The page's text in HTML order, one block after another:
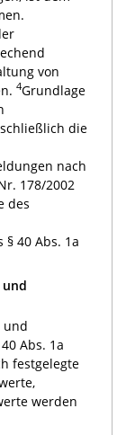
von
4Grundlage
die
nach
178/2002
des
40 Abs. 1a
und
Abs. 1a
festgelegte
werden